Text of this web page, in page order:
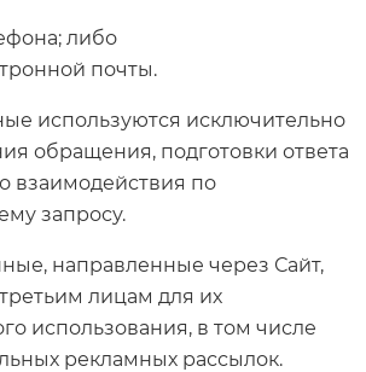
либо
почты.
используются исключительно
обращения, подготовки ответа
взаимодействия по
запросу.
направленные через Сайт,
лицам для их
использования, в том числе
рекламных рассылок.